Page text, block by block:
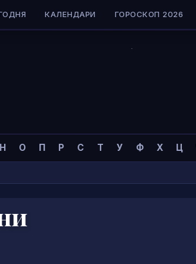
КАЛЕНДАРИ ГОРОСКОП 2026
Н О П Р С Т У Ф Х Ц